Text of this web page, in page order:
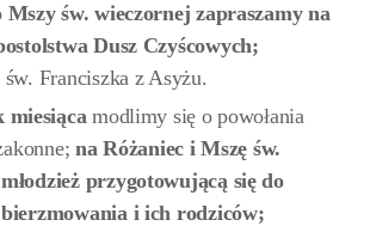
św. wieczornej zapraszamy na
Dusz Czyścowych;
Franciszka z Asyżu.
miesiącamodlimy się o powołania
na Różaniec i Mszę św.
przygotowującą się do
i ich rodziców;